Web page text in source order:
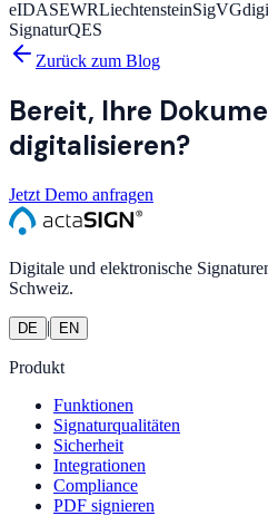
eIDASEWRLiechtensteinSigVG
SignaturQES
Zurück zum Blog
Bereit, Ihre
digitalisieren?
Jetzt Demo anfragen
Digitale und elektronische
Schweiz.
DE | EN
Produkt
Funktionen
Signaturqualitäten
Sicherheit
Integrationen
Compliance
PDF signieren